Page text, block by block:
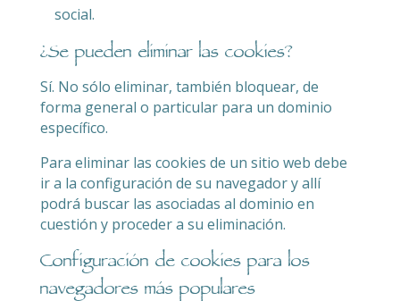
social.
¿Se pueden eliminar las cookies?
Sí. No sólo eliminar, también bloquear, de
forma general o particular para un dominio
específico.
Para eliminar las cookies de un sitio web debe
ir a la configuración de su navegador y allí
podrá buscar las asociadas al dominio en
cuestión y proceder a su eliminación.
Configuración de cookies para los
navegadores más populares